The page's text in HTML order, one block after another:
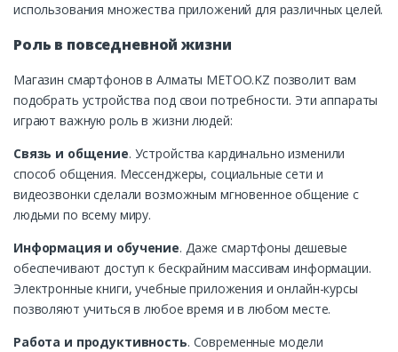
использования множества приложений для различных целей.
Роль в повседневной жизни
Магазин смартфонов в Алматы METOO.KZ позволит вам
подобрать устройства под свои потребности. Эти аппараты
играют важную роль в жизни людей:
Связь и общение. Устройства кардинально изменили
способ общения. Мессенджеры, социальные сети и
видеозвонки сделали возможным мгновенное общение с
людьми по всему миру.
Информация и обучение. Даже смартфоны дешевые
обеспечивают доступ к бескрайним массивам информации.
Электронные книги, учебные приложения и онлайн-курсы
позволяют учиться в любое время и в любом месте.
Работа и продуктивность. Современные модели